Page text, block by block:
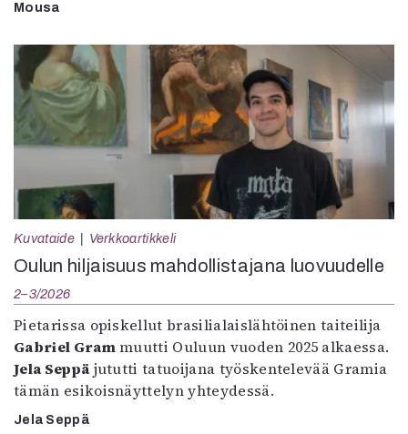
Mousa
Kuvataide Verkkoartikkeli
Oulun hiljaisuus mahdollistajana luovuudelle
2–3/2026
Pietarissa opiskellut brasilialaislähtöinen taiteilija
Gabriel Grammuutti Ouluun vuoden 2025 alkaessa.
Jela Seppä jututti tatuoijana työskentelevää Gramia
tämän esikoisnäyttelyn yhteydessä.
Jela Seppä